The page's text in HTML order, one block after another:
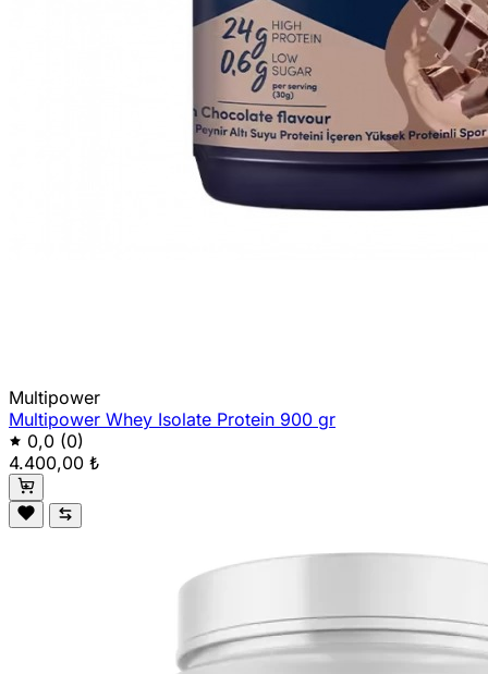
Multipower
Multipower Whey Isolate Protein 900 gr
0,0 (0)
4.400,00 ₺